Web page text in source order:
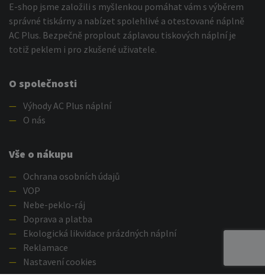
E-shop jsme založili s myšlenkou pomáhat vám s výběrem
správné tiskárny a nabízet spolehlivé a otestované náplně
AC Plus. Bezpečně proplout záplavou tiskových náplní je
totiž peklem i pro zkušené uživatele.
O společnosti
— Výhody AC Plus náplní
—
O nás
Vše o nákupu
—
Ochrana osobních údajů
— VOP
—
Nebe-peklo-ráj
—
Doprava a platba
—
Ekologická likvidace prázdných náplní
—
Reklamace
—
Nastavení cookies